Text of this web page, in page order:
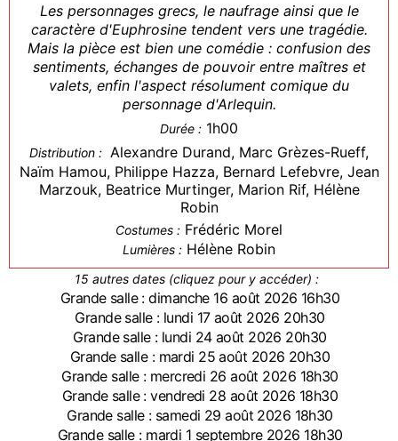
Les personnages grecs, le naufrage ainsi que le
caractère d'Euphrosine tendent vers une tragédie.
Mais la pièce est bien une comédie : confusion des
sentiments, échanges de pouvoir entre maîtres et
valets, enfin l'aspect résolument comique du
personnage d'Arlequin.
Durée : 1h00
Distribution : Alexandre Durand, Marc Grèzes-Rueff,
Naïm Hamou, Philippe Hazza, Bernard Lefebvre, Jean
Marzouk, Beatrice Murtinger, Marion Rif, Hélène
Robin
Costumes : Frédéric Morel
Lumières : Hélène Robin
15 autres dates (cliquez pour y accéder) :
Grande salle : dimanche 16 août 2026 16h30
Grande salle : lundi 17 août 2026 20h30
Grande salle : lundi 24 août 2026 20h30
Grande salle : mardi 25 août 2026 20h30
Grande salle : mercredi 26 août 2026 18h30
Grande salle : vendredi 28 août 2026 18h30
Grande salle : samedi 29 août 2026 18h30
Grande salle : mardi 1 septembre 2026 18h30